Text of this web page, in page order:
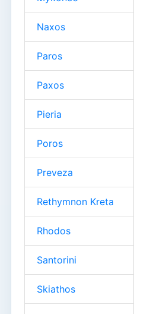
Naxos
Paros
Paxos
Pieria
Poros
Preveza
Rethymnon Kreta
Rhodos
Santorini
Skiathos